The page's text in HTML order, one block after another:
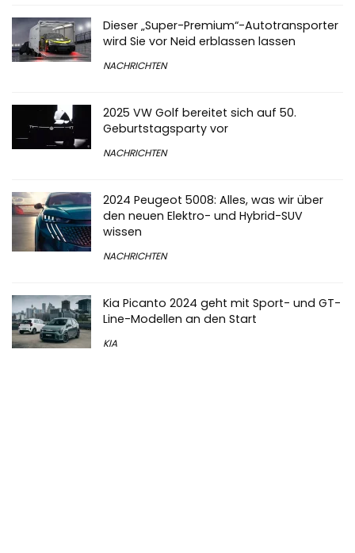
Dieser „Super-Premium“-Autotransporter
wird Sie vor Neid erblassen lassen
NACHRICHTEN
2025 VW Golf bereitet sich auf 50.
Geburtstagsparty vor
NACHRICHTEN
2024 Peugeot 5008: Alles, was wir über
den neuen Elektro- und Hybrid-SUV
wissen
NACHRICHTEN
Kia Picanto 2024 geht mit Sport- und GT-
Line-Modellen an den Start
KIA